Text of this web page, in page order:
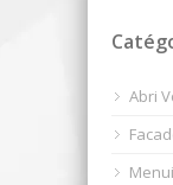
Abri